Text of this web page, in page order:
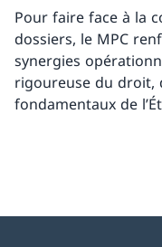
Pour faire face à la
dossiers, le MPC
synergies
rigoureuse du droit,
fondamentaux de